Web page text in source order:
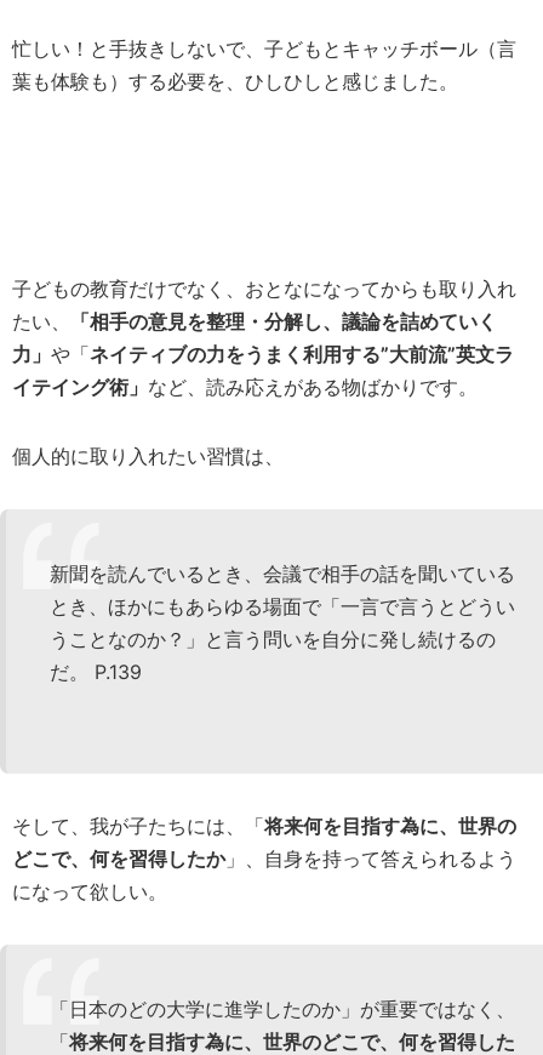
忙しい！と手抜きしないで、子どもとキャッチボール（言
葉も体験も）する必要を、ひしひしと感じました。
子どもの教育だけでなく、おとなになってからも取り入れ
たい、
「相手の意見を整理・分解し、議論を詰めていく
力」​ や「ネイティブの力をうまく利用する”大前流”英文ラ
イテイング術」 など、読み応えがある物ばかりです。
個人的に取り入れたい習慣は、
新聞を読んでいるとき、会議で相手の話を聞いている
とき、ほかにもあらゆる場面で「一言で言うとどうい
うことなのか？」と言う問いを自分に発し続けるの
だ。 P.139
そして、我が子たちには、「将来何を目指す為に、世界の
どこで、何を習得したか」、自身を持って答えられるよう
になって欲しい。
「日本のどの大学に進学したのか」が重要ではなく、
「将来何を目指す為に、世界のどこで、何を習得した